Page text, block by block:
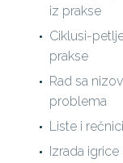
iz prakse
Ciklusi-
prakse
Rad sa
problema
Liste i
Izrada